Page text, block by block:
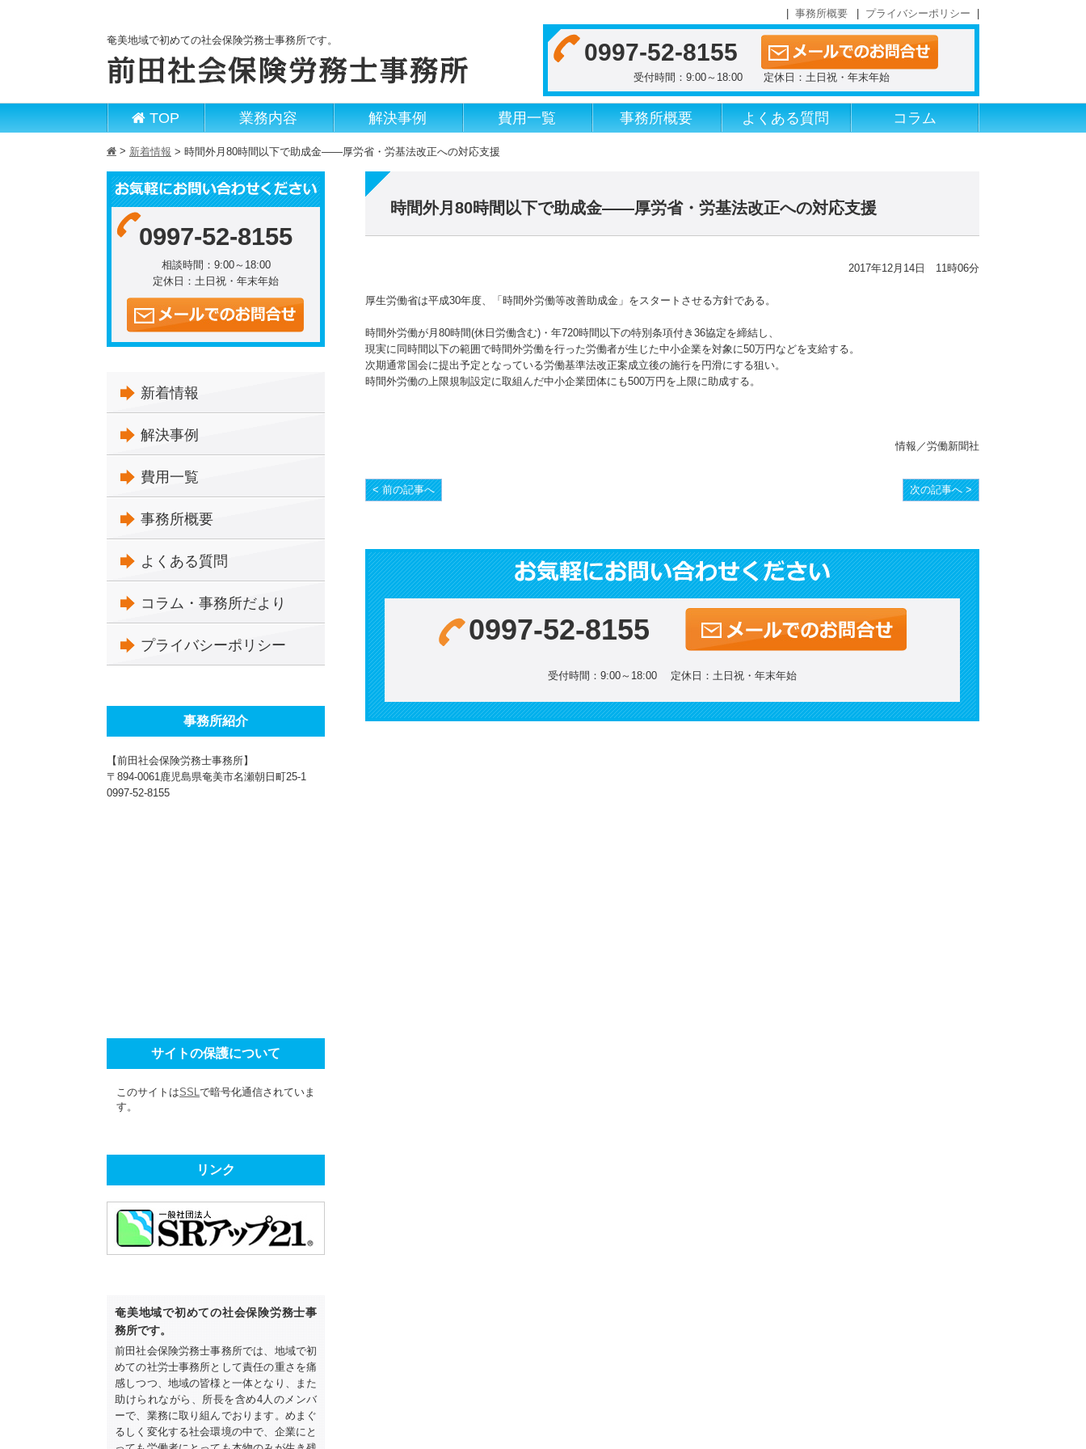
奄美地域で初めての社会保険労務士事務所です。
事務所概要 プライバシーポリシー
0997-52-8155
受付時間：9:00～18:00 定休日：土日祝・年末年始
TOP 業務内容 解決事例 費用一覧 事務所概要 よくある質問 コラム
h > 新着情報 > 時間外月80時間以下で助成金――厚労省・労基法改正への対応支援
時間外月80時間以下で助成金――厚労省・労基法改正への対応支援
2017年12月14日 11時06分
厚生労働省は平成30年度、「時間外労働等改善助成金」をスタートさせる方針である。
時間外労働が月80時間(休日労働含む)・年720時間以下の特別条項付き36協定を締結し、
現実に同時間以下の範囲で時間外労働を行った労働者が生じた中小企業を対象に50万円などを支給する。
次期通常国会に提出予定となっている労働基準法改正案成立後の施行を円滑にする狙い。
時間外労働の上限規制設定に取組んだ中小企業団体にも500万円を上限に助成する。
情報／労働新聞社
< 前の記事へ 次の記事へ >
0997-52-8155
受付時間：9:00～18:00 定休日：土日祝・年末年始
0997-52-8155
相談時間：9:00～18:00
定休日：土日祝・年末年始
新着情報
解決事例
費用一覧
事務所概要
よくある質問
コラム・事務所だより
プライバシーポリシー
事務所紹介
【前田社会保険労務士事務所】
〒894-0061鹿児島県奄美市名瀬朝日町25-1
0997-52-8155
サイトの保護について
このサイトはSSLで暗号化通信されていま
す。
リンク
奄美地域で初めての社会保険労務士事
務所です。
前田社会保険労務士事務所では、地域で初
めての社労士事務所として責任の重さを痛
感しつつ、地域の皆様と一体となり、また
助けられながら、所長を含め4人のメンバ
ーで、業務に取り組んでおります。めまぐ
るしく変化する社会環境の中で、企業にと